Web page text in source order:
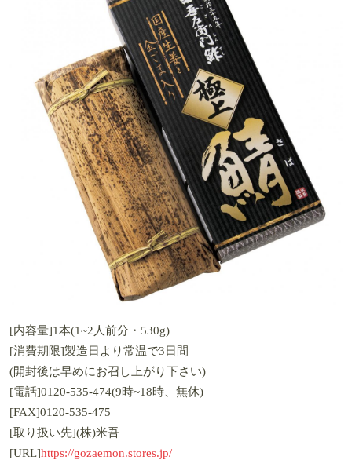
[内容量]1本(1~2人前分・530g)
[消費期限]製造日より常温で3日間
(開封後は早めにお召し上がり下さい)
[電話]0120-535-474(9時~18時、無休)
[FAX]0120-535-475
[取り扱い先](株)米吾
[URL]https://gozaemon.stores.jp/